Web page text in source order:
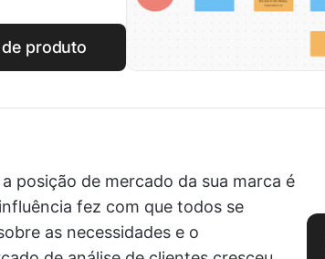
produto
posição de mercado da sua marca é
fez com que todos se
as necessidades e o